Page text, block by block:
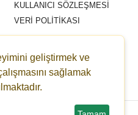
KULLANICI SÖZLEŞMESI
VERI POLITIKASI
geliştirmek ve
sağlamak
eshatv.com - HaberPanelim.com v8.7.6